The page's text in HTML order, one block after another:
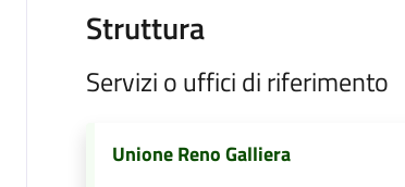
Struttura
Servizi o uffici di riferimento
Unione Reno Galliera